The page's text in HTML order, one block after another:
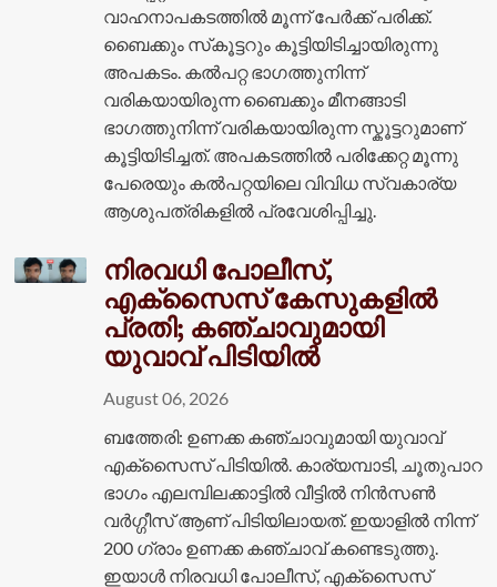
വാഹനാപകടത്തിൽ മൂന്ന് പേർക്ക് പരിക്ക്.
ബൈക്കും സ്‌കൂട്ടറും കൂട്ടിയിടിച്ചായിരുന്നു
അപകടം. കൽപറ്റ ഭാഗത്തുനിന്ന്
വരികയായിരുന്ന ബൈക്കും മീനങ്ങാടി
ഭാഗത്തുനിന്ന് വരികയായിരുന്ന സ്കൂട്ടറുമാണ്
കൂട്ടിയിടിച്ചത്. അപകടത്തിൽ പരിക്കേറ്റ മൂന്നു
പേരെയും കൽപറ്റയിലെ വിവിധ സ്വകാര്യ
ആശുപത്രികളിൽ പ്രവേശിപ്പിച്ചു.
നിരവധി പോലീസ്,
എക്സൈസ് കേസുകളിൽ
പ്രതി; കഞ്ചാവുമായി
യുവാവ് പിടിയിൽ
August 06, 2026
ബത്തേരി: ഉണക്ക കഞ്ചാവുമായി യുവാവ്
എക്സെെസ് പിടിയിൽ. കാര്യമ്പാടി, ചൂതുപാറ
ഭാഗം എലമ്പിലക്കാട്ടിൽ വീട്ടിൽ നിൻസൺ
വർഗ്ഗീസ് ആണ് പിടിയിലായത്. ഇയാളിൽ നിന്ന്
200 ഗ്രാം ഉണക്ക കഞ്ചാവ് കണ്ടെടുത്തു.
ഇയാൾ നിരവധി പോലീസ്, എക്സൈസ്